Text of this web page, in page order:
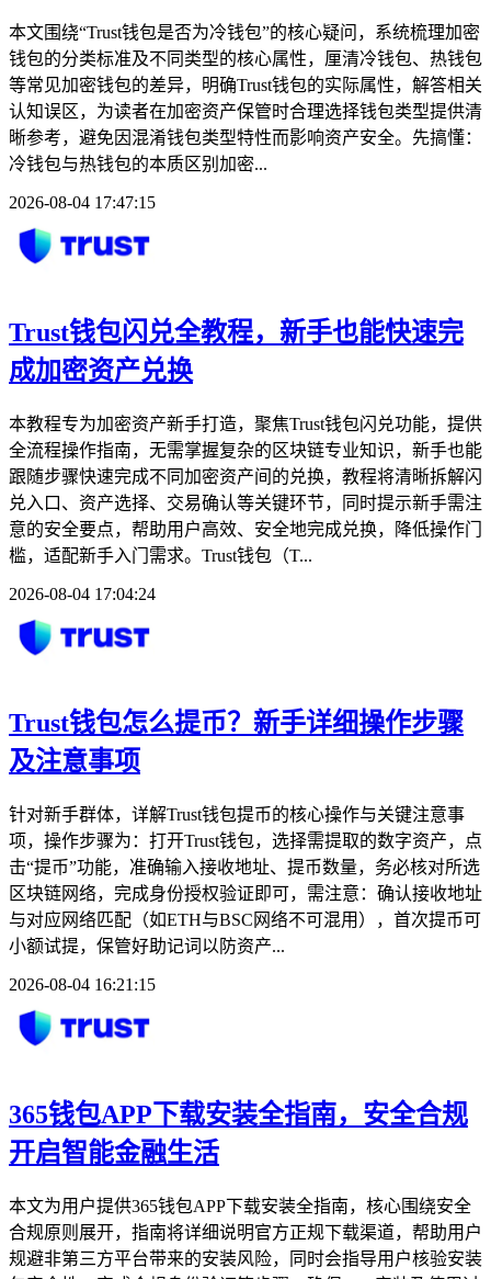
本文围绕“Trust钱包是否为冷钱包”的核心疑问，系统梳理加密
钱包的分类标准及不同类型的核心属性，厘清冷钱包、热钱包
等常见加密钱包的差异，明确Trust钱包的实际属性，解答相关
认知误区，为读者在加密资产保管时合理选择钱包类型提供清
晰参考，避免因混淆钱包类型特性而影响资产安全。先搞懂：
冷钱包与热钱包的本质区别加密...
2026-08-04 17:47:15
Trust钱包闪兑全教程，新手也能快速完
成加密资产兑换
本教程专为加密资产新手打造，聚焦Trust钱包闪兑功能，提供
全流程操作指南，无需掌握复杂的区块链专业知识，新手也能
跟随步骤快速完成不同加密资产间的兑换，教程将清晰拆解闪
兑入口、资产选择、交易确认等关键环节，同时提示新手需注
意的安全要点，帮助用户高效、安全地完成兑换，降低操作门
槛，适配新手入门需求。Trust钱包（T...
2026-08-04 17:04:24
Trust钱包怎么提币？新手详细操作步骤
及注意事项
针对新手群体，详解Trust钱包提币的核心操作与关键注意事
项，操作步骤为：打开Trust钱包，选择需提取的数字资产，点
击“提币”功能，准确输入接收地址、提币数量，务必核对所选
区块链网络，完成身份授权验证即可，需注意：确认接收地址
与对应网络匹配（如ETH与BSC网络不可混用），首次提币可
小额试提，保管好助记词以防资产...
2026-08-04 16:21:15
365钱包APP下载安装全指南，安全合规
开启智能金融生活
本文为用户提供365钱包APP下载安装全指南，核心围绕安全
合规原则展开，指南将详细说明官方正规下载渠道，帮助用户
规避非第三方平台带来的安装风险，同时会指导用户核验安装